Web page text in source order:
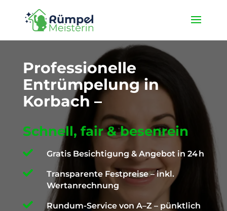
★ 4,9 / 5 ProvenExpert ✓ Deutschlandweit unterwegs ✉️
info@die-ruempelmeisterin.com
Professionelle
Entrümpelung in
Korbach –
Schnell, fair & besenrein
 Gratis Besichtigung & Angebot in 24 h

Transparente Festpreise – inkl.
Wertanrechnung

Rundum-Service von A–Z – pünktlich